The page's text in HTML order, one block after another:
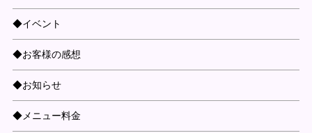
◆イベント
◆お客様の感想
◆お知らせ
◆メニュー料金